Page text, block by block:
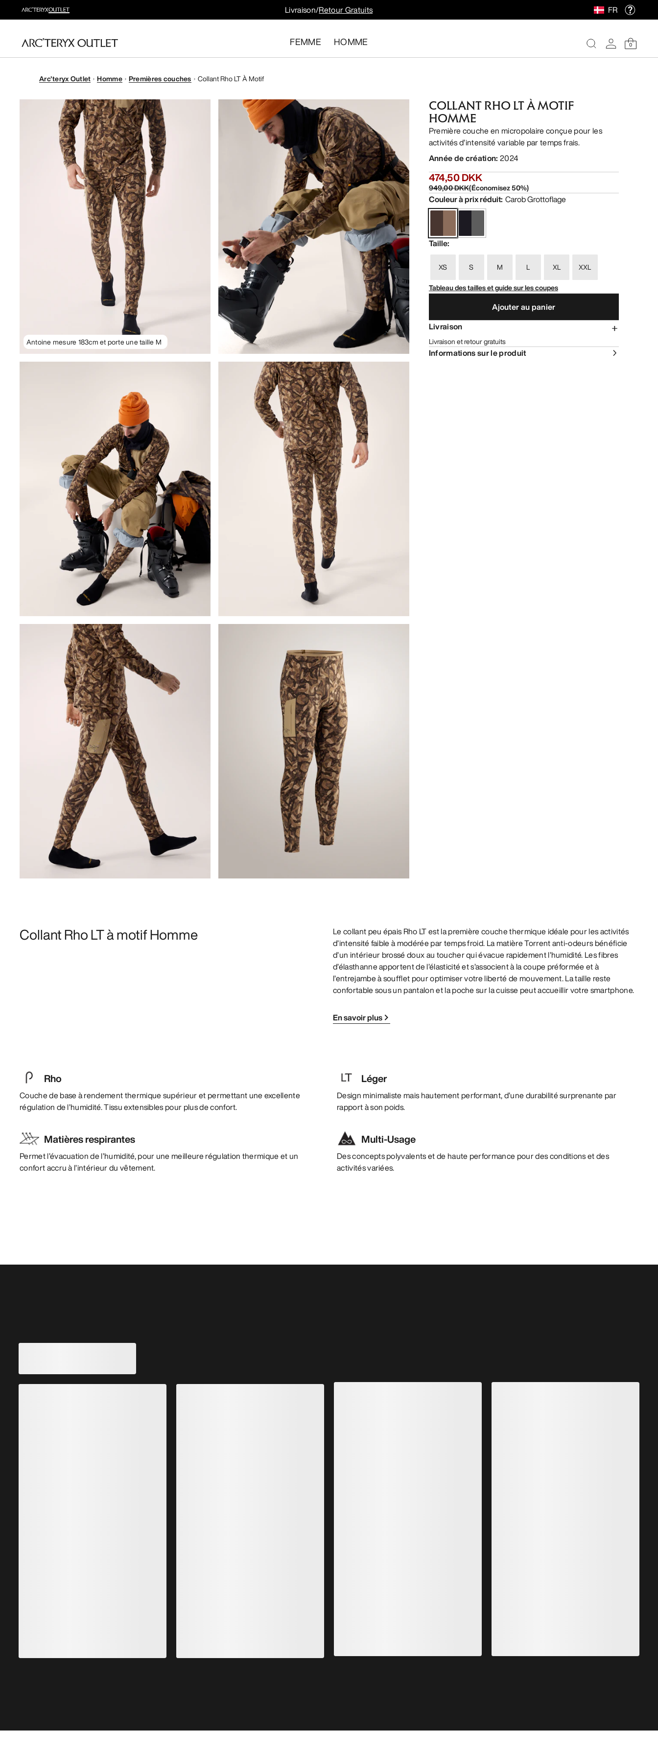
Livraison/Retour Gratuits FR
FEMME HOMME 0
Arc'teryx Outlet Homme Premières couches Collant Rho LT À Motif
Antoine mesure 183cm et porte une taille M
COLLANT RHO LT À MOTIF
HOMME
Première couche en micropolaire conçue pour les
activités d’intensité variable par temps frais.
Année de création: 2024
474,50 DKK
949,00 DKK(Économisez50%)
Couleur à prix réduit: Carob Grottoflage
Taille:
XS S M L XL
XXL
Tableau des tailles et guide sur les coupes
Ajouter au panier
Livraison
Livraison et retour gratuits
Informations sur le produit
Collant Rho LT à motif Homme
Le collant peu épais Rho LT est la première couche thermique idéale pour les activités
d’intensité faible à modérée par temps froid. La matière Torrent anti-odeurs bénéficie
d’un intérieur brossé doux au toucher qui évacue rapidement l’humidité. Les fibres
d’élasthanne apportent de l’élasticité et s’associent à la coupe préformée et à
l’entrejambe à soufflet pour optimiser votre liberté de mouvement. La taille reste
confortable sous un pantalon et la poche sur la cuisse peut accueillir votre smartphone.
En savoir plus
Rho
Couche de base à rendement thermique supérieur et permettant une excellente
régulation de l’humidité. Tissu extensibles pour plus de confort.
Léger
Design minimaliste mais hautement performant, d’une durabilité surprenante par
rapport à son poids.
Matières respirantes
Permet l’évacuation de l’humidité, pour une meilleure régulation thermique et un
confort accru à l’intérieur du vêtement.
Multi-Usage
Des concepts polyvalents et de haute performance pour des conditions et des
activités variées.